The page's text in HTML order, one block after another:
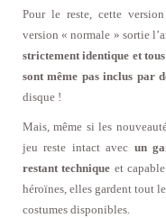
Pour le reste, cette
version « normale » sortie
strictement identique et
sont même pas inclus par
disque !
Mais, même si les
jeu reste intact avec un
restant technique et
héroïnes, elles gardent tout
costumes disponibles.